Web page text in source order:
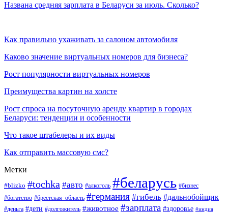
Названа средняя зарплата в Беларуси за июль. Сколько?
Как правильно ухаживать за салоном автомобиля
Каково значение виртуальных номеров для бизнеса?
Рост популярности виртуальных номеров
Преимущества картин на холсте
Рост спроса на посуточную аренду квартир в городах
Беларуси: тенденции и особенности
Что такое штабелеры и их виды
Как отправить массовую смс?
Метки
#blizko #tochka #авто #алкоголь #беларусь #бизнес
#богатство #брестская_область #германия #гибель #дальнобойщик
#деньга #дети #долгожитель #животное #зарплата #здоровье #индия